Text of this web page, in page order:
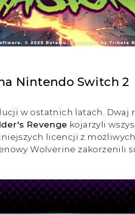
Nintendo Switch 2
w ostatnich latach.
Revenge kojarzyli
licencji z
Wolverine